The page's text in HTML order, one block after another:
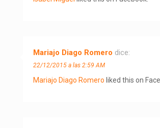
Mariajo Diago Romero dice:
22/12/2015 a las 2:59 AM
Mariajo Diago Romero liked this on